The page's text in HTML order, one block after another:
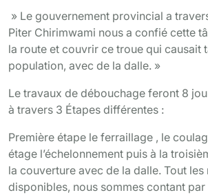
» Le gouvernement provincial a
Piter Chirimwami nous a confié cette
la route et couvrir ce troue qui causait
population, avec de la dalle. »
Le travaux de débouchage feront 8
à travers 3 Étapes différentes :
Première étape le ferraillage , le
étage l’échelonnement puis à la
la couverture avec de la dalle. Tout
disponibles, nous sommes contant